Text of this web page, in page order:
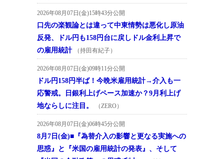
2026年08月07日(金)15時43分公開
口先の楽観論とは違って中東情勢は悪化し原油
反発、ドル円も158円台に戻しドル金利上昇で
の雇用統計
（持田有紀子）
2026年08月07日(金)09時11分公開
ドル円158円半ば！今晩米雇用統計→介入も一
応警戒。日銀利上げペース加速か？9月利上げ
地ならしに注目。
（ZERO）
2026年08月07日(金)06時45分公開
8月7日(金)■『為替介入の影響と更なる実施への
思惑』と『米国の雇用統計の発表』、そして